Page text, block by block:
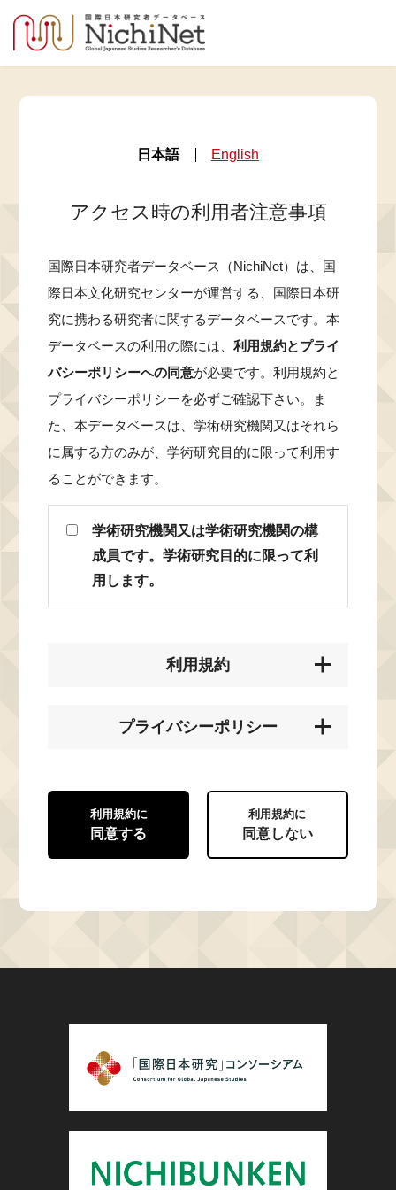
日本語 English
アクセス時の利用者注意事項
国際日本研究者データベース（NichiNet）は、国
際日本文化研究センターが運営する、国際日本研
究に携わる研究者に関するデータベースです。本
データベースの利用の際には、利用規約とプライ
バシーポリシーへの同意が必要です。利用規約と
プライバシーポリシーを必ずご確認下さい。ま
た、本データベースは、学術研究機関又はそれら
に属する方のみが、学術研究目的に限って利用す
ることができます。
学術研究機関又は学術研究機関の構
成員です。学術研究目的に限って利
用します。
利用規約
プライバシーポリシー
利用規約に
同意する
利用規約に
同意しない